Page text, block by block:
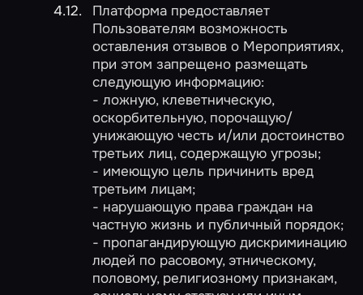
Платформа предоставляет
Пользователям возможность
оставления отзывов о Мероприятиях,
при этом запрещено размещать
следующую информацию:
- ложную, клеветническую,
оскорбительную, порочащую/
унижающую честь и/или достоинство
третьих лиц, содержащую угрозы;
- имеющую цель причинить вред
третьим лицам;
- нарушающую права граждан на
частную жизнь и публичный порядок;
- пропагандирующую дискриминацию
людей по расовому, этническому,
половому, религиозному признакам,